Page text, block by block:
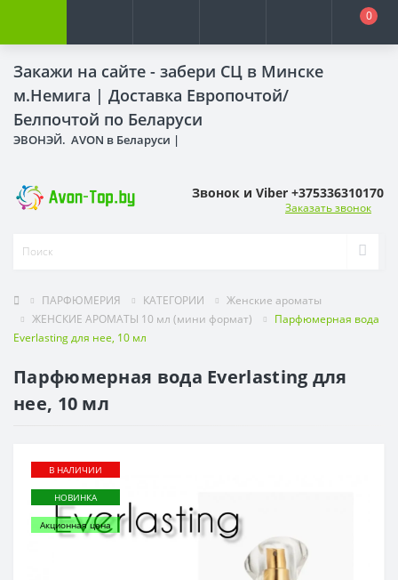
Закажи на сайте - забери СЦ в Минске
м.Немига | Доставка Европочтой/
Белпочтой по Беларуси
ЭВОНЭЙ. AVON в Беларуси |
0
Звонок и Viber +375336310170
Заказать звонок
ПАРФЮМЕРИЯ КАТЕГОРИИ
Женские ароматы
ЖЕНСКИЕ АРОМАТЫ 10 мл (мини формат)
Парфюмерная вода
Everlasting для нее, 10 мл
Парфюмерная вода Everlasting для
нее, 10 мл
В НАЛИЧИИ
НОВИНКА
Акционная цена